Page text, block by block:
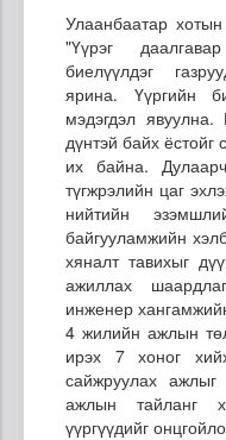
Улаанбаатар
"Үүрэг
биелүүлдэг
ярина. Үүргийн
мэдэгдэл
дүнтэй байх
их байна.
түгжрэлийн цаг
нийтийн
байгууламжийн
хяналт тавихыг
ажиллах
инженер
4 жилийн ажлын
ирэх 7 хоног
сайжруулах
ажлын тайланг
үүргүүдийг